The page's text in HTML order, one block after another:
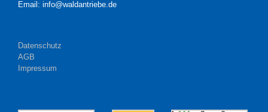
Email: info@waldantriebe.de
Datenschutz
AGB
Impressum